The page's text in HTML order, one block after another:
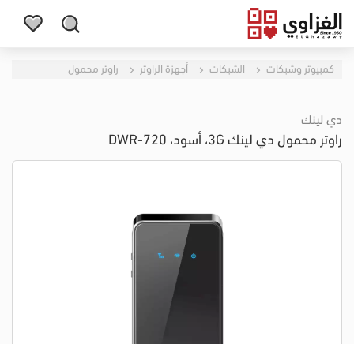
كمبيوتر وشبكات الشبكات أجهزة الراوتر راوتر محمول
دي لينك
راوتر محمول دي لينك 3G، أسود، DWR-720